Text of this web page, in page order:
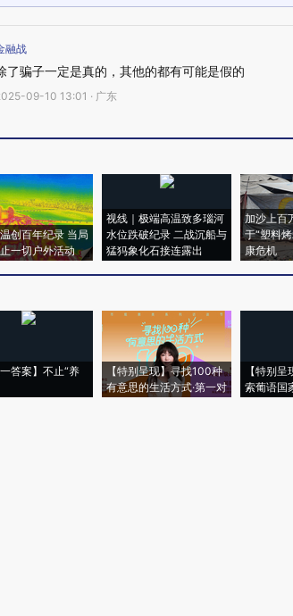
融战
了骗子一定是真的，其他的都有可能是假的
09-10 13:01 · 广东
创百年纪录 当局
一切户外活动
视线｜极端高温致多瑙河
水位跌破纪录 二战沉船与
猛犸象化石接连露出
加沙上百
于“塑料
康危机
一答案】不止“养
【特别呈现】寻找100种
有意思的生活方式·第一对
【特别
索葡语国